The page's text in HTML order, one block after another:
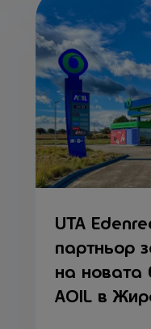
UTA
партньор
на новата
AOIL в